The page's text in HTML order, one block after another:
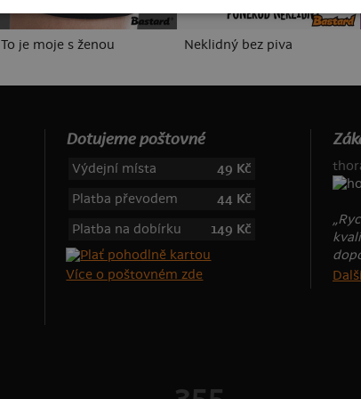
To je moje s ženou Neklidný bez piva
Dotujeme poštovné
Výdejní místa
49 Kč
Platba převodem
44 Kč
Platba na dobírku
149 Kč
Více o poštovném zde